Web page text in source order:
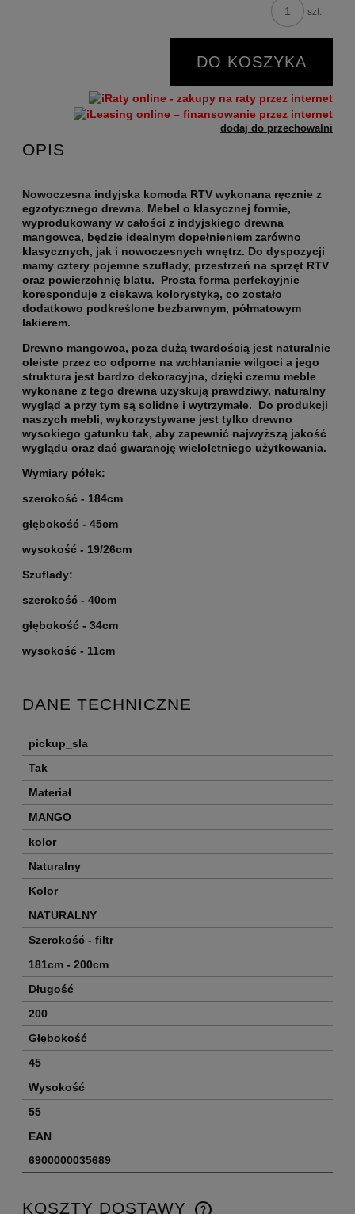
szt.
DO KOSZYKA
dodaj do przechowalni
OPIS
Nowoczesna indyjska komoda RTV wykonana ręcznie z
egzotycznego drewna. Mebel o klasycznej formie,
wyprodukowany w całości z indyjskiego drewna
mangowca, będzie idealnym dopełnieniem zarówno
klasycznych, jak i nowoczesnych wnętrz. Do dyspozycji
mamy cztery pojemne szuflady, przestrzeń na sprzęt RTV
oraz powierzchnię blatu. Prosta forma perfekcyjnie
koresponduje z ciekawą kolorystyką, co zostało
dodatkowo podkreślone bezbarwnym, półmatowym
lakierem.
Drewno mangowca, poza dużą twardością jest naturalnie
oleiste przez co odporne na wchłanianie wilgoci a jego
struktura jest bardzo dekoracyjna, dzięki czemu meble
wykonane z tego drewna uzyskują prawdziwy, naturalny
wygląd a przy tym są solidne i wytrzymałe. Do produkcji
naszych mebli, wykorzystywane jest tylko drewno
wysokiego gatunku tak, aby zapewnić najwyższą jakość
wyglądu oraz dać gwarancję wieloletniego użytkowania.
Wymiary półek:
szerokość - 184cm
głębokość - 45cm
wysokość - 19/26cm
Szuflady:
szerokość - 40cm
głębokość - 34cm
wysokość - 11cm
DANE TECHNICZNE
pickup_sla
Tak
Materiał
MANGO
kolor
Naturalny
Kolor
NATURALNY
Szerokość - filtr
181cm - 200cm
Długość
200
Głębokość
45
Wysokość
55
EAN
6900000035689
KOSZTY DOSTAWY